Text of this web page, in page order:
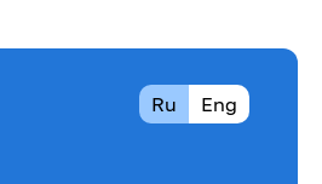
Ru Eng